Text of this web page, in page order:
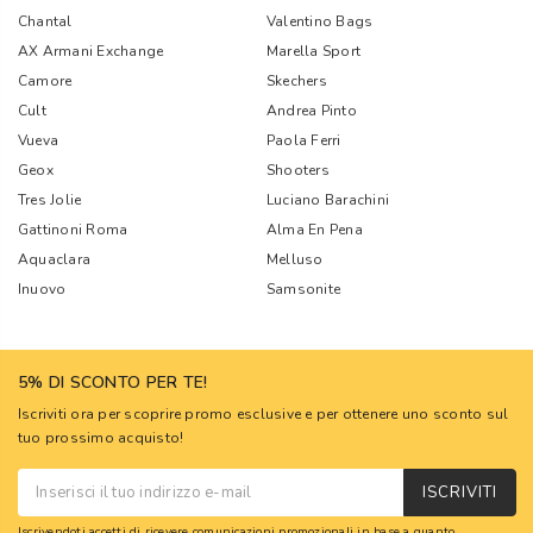
Chantal
Valentino Bags
AX Armani Exchange
Marella Sport
Camore
Skechers
Cult
Andrea Pinto
Vueva
Paola Ferri
Geox
Shooters
Tres Jolie
Luciano Barachini
Gattinoni Roma
Alma En Pena
Aquaclara
Melluso
Inuovo
Samsonite
5% DI SCONTO PER TE!
Iscriviti ora per scoprire promo esclusive e per ottenere uno sconto sul
tuo prossimo acquisto!
ISCRIVITI